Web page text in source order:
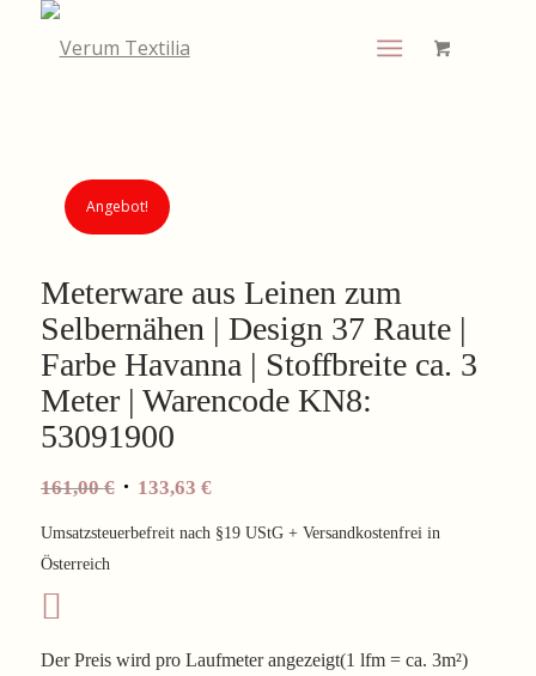
Angebot!
Meterware aus Leinen zum
Selbernähen | Design 37 Raute |
Farbe Havanna | Stoffbreite ca. 3
Meter | Warencode KN8:
53091900
161,00€ Ursprünglicher
war:
133,63 €Aktueller
ist:
Umsatzsteuerbefreit nach §19 UStG + Versandkostenfrei in
Österreich
Der Preis wird pro Laufmeter angezeigt(1 lfm = ca. 3m²)